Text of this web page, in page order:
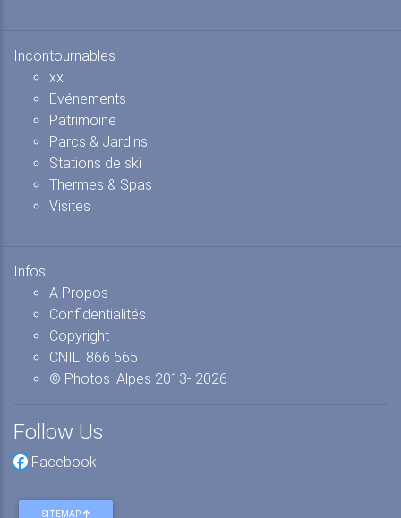
Incontournables
xx
Evénements
Patrimoine
Parcs & Jardins
Stations de ski
Thermes & Spas
Visites
Infos
A Propos
Confidentialités
Copyright
CNIL: 866 565
© Photos iAlpes 2013- 2026
Follow Us
Facebook
SITEMAP